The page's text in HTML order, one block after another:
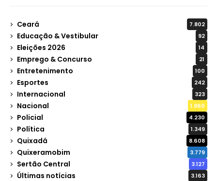
Ceará 7.802
Educação & Vestibular 92
Eleições 2026 14
Emprego & Concurso 21
Entretenimento 100
Esportes 242
Internacional 323
Nacional 1.960
Policial 4.230
Política 1.349
Quixadá 8.608
Quixeramobim 3.779
Sertão Central 3.127
Últimas notícias 3.163